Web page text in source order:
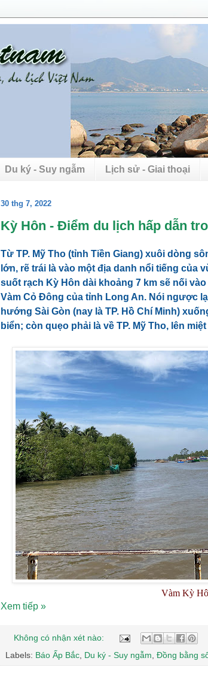
Du ký - Suy ngẫm Lịch sử - Giai thoại
30 thg 7, 2022
Kỳ Hôn - Điểm du lịch hấp dẫn
Từ TP. Mỹ Tho (tỉnh Tiền Giang) xuôi dòng
lớn, rẽ trái là vào một địa danh nổi tiếng của
suốt rạch Kỳ Hôn dài khoảng 7 km sẽ nối
Vàm Cỏ Đông của tỉnh Long An. Nói ngược
hướng Sài Gòn (nay là TP. Hồ Chí Minh)
biển; còn quẹo phải là về TP. Mỹ Tho, lên
Vàm Kỳ
Xem tiếp »
Không có nhận xét nào:
Labels: Báo Ấp Bắc, Du ký - Suy ngẫm, Đồng bằng